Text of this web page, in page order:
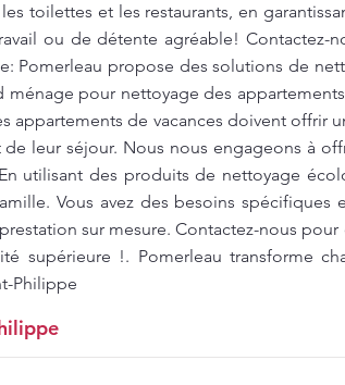
toilettes et les restaurants, en
ou de détente agréable! Contactez-
Pomerleau propose des solutions de
pour nettoyage des
appartements de vacances doivent offrir
leur séjour. Nous nous engageons à
utilisant des produits de nettoyage
Vous avez des besoins spécifiques
sur mesure. Contactez-nous
supérieure !. Pomerleau transforme
Philippe